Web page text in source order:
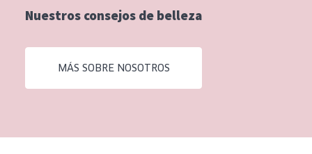
Piel menopáusica
EDAD
Nuestros consejos de belleza
MÁS SOBRE NOSOTROS